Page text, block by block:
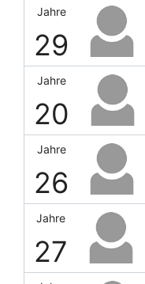
Jahre
29
Jahre
20
Jahre
26
Jahre
27